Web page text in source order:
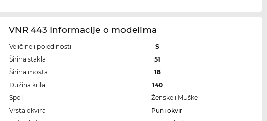
VNR 443 Informacije o modelima
Veličine i pojedinosti
S
Širina stakla
51
Širina mosta
18
Dužina krila
140
Spol
Ženske i Muške
Vrsta okvira
Puni okvir